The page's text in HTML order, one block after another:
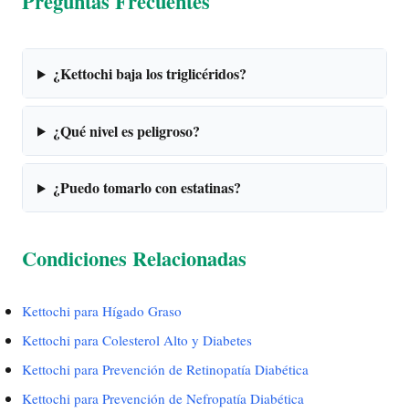
¿Kettochi baja los triglicéridos?
¿Qué nivel es peligroso?
¿Puedo tomarlo con estatinas?
Condiciones Relacionadas
Kettochi para Hígado Graso
Kettochi para Colesterol Alto y Diabetes
Kettochi para Prevención de Retinopatía Diabética
Kettochi para Prevención de Nefropatía Diabética